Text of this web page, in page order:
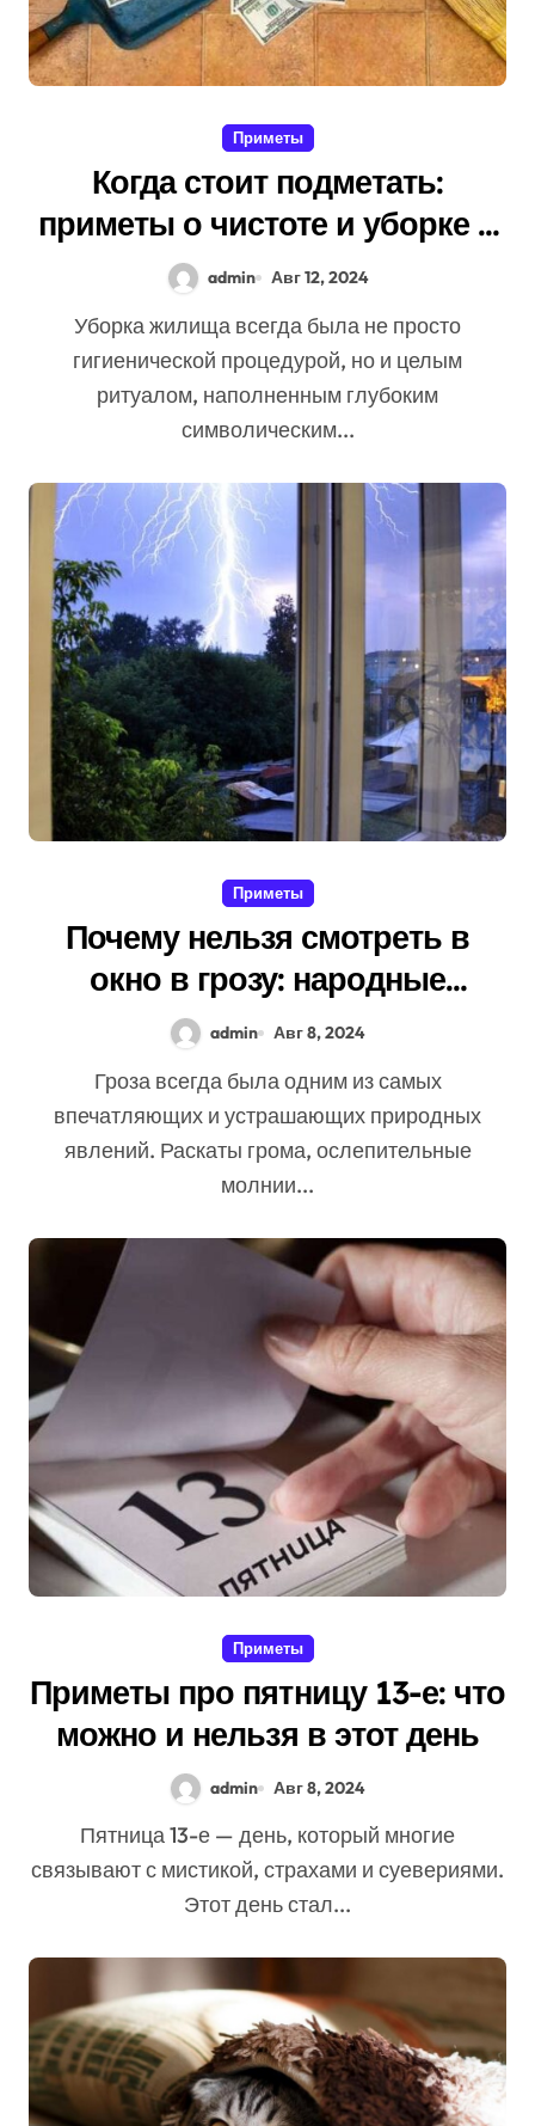
Приметы
Когда стоит подметать:
приметы о чистоте и уборке в
доме
admin Авг 12, 2024
Уборка жилища всегда была не просто
гигиенической процедурой, но и целым
ритуалом, наполненным глубоким
символическим...
Приметы
Почему нельзя смотреть в
окно в грозу: народные
поверья
admin Авг 8, 2024
Гроза всегда была одним из самых
впечатляющих и устрашающих природных
явлений. Раскаты грома, ослепительные
молнии...
Приметы
Приметы про пятницу 13-е: что
можно и нельзя в этот день
admin Авг 8, 2024
Пятница 13-е — день, который многие
связывают с мистикой, страхами и суевериями.
Этот день стал...